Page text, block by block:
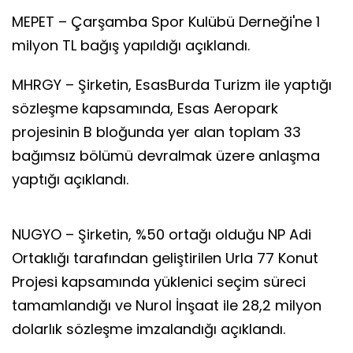
MEPET – Çarşamba Spor Kulübü Derneği'ne 1
milyon TL bağış yapıldığı açıklandı.
MHRGY – Şirketin, EsasBurda Turizm ile yaptığı
sözleşme kapsamında, Esas Aeropark
projesinin B bloğunda yer alan toplam 33
bağımsız bölümü devralmak üzere anlaşma
yaptığı açıklandı.
NUGYO – Şirketin, %50 ortağı olduğu NP Adi
Ortaklığı tarafından geliştirilen Urla 77 Konut
Projesi kapsamında yüklenici seçim süreci
tamamlandığı ve Nurol İnşaat ile 28,2 milyon
dolarlık sözleşme imzalandığı açıklandı.